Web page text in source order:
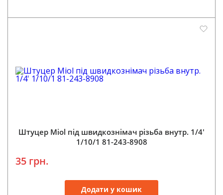
Штуцер Miol під швидкознімач різьба внутр. 1/4'
1/10/1 81-243-8908
35 грн.
Додати у кошик